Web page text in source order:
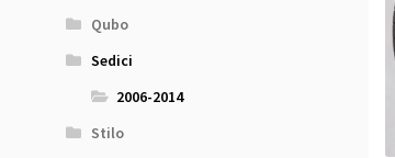
Qubo
Sedici
2006-2014
Stilo